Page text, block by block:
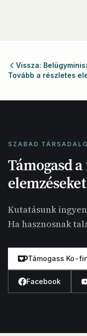
Vissza:
Tovább a részletes
SZABAD
Támogasd
elemzéseket
Kutatásunk
Ha hasznosnak
Támogass Ko-
Facebook